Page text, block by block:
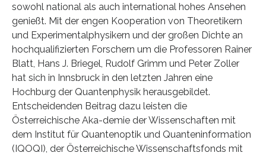
sowohl national als auch international hohes Ansehen
genießt. Mit der engen Kooperation von Theoretikern
und Experimentalphysikern und der großen Dichte an
hochqualifizierten Forschern um die Professoren Rainer
Blatt, Hans J. Briegel, Rudolf Grimm und Peter Zoller
hat sich in Innsbruck in den letzten Jahren eine
Hochburg der Quantenphysik herausgebildet.
Entscheidenden Beitrag dazu leisten die
Österreichische Aka-demie der Wissenschaften mit
dem Institut für Quantenoptik und Quanteninformation
(IQOQI), der Österreichische Wissenschaftsfonds mit